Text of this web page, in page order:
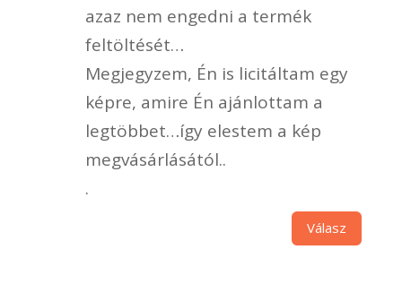
azaz nem engedni a termék
feltöltését…
Megjegyzem, Én is licitáltam egy
képre, amire Én ajánlottam a
legtöbbet…így elestem a kép
megvásárlásától..
.
Válasz